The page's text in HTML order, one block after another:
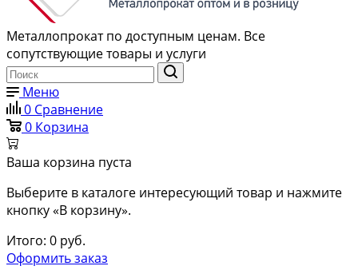
Металлопрокат по доступным ценам. Все
сопутствующие товары и услуги
Меню
0 Сравнение
0 Корзина
Ваша корзина пуста
Выберите в каталоге интересующий товар и нажмите
кнопку «В корзину».
Итого: 0 руб.
Оформить заказ